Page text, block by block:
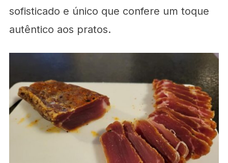
sofisticado e único que confere um toque
autêntico aos pratos.